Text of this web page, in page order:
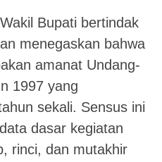
Bupati bertindak
menegaskan bahwa
amanat Undang-
1997 yang
sekali. Sensus ini
dasar kegiatan
rinci, dan mutakhir